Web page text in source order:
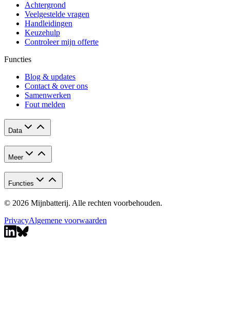
Achtergrond
Veelgestelde vragen
Handleidingen
Keuzehulp
Controleer mijn offerte
Functies
Blog & updates
Contact & over ons
Samenwerken
Fout melden
Data
Meer
Functies
© 2026 Mijnbatterij. Alle rechten voorbehouden.
PrivacyAlgemene voorwaarden